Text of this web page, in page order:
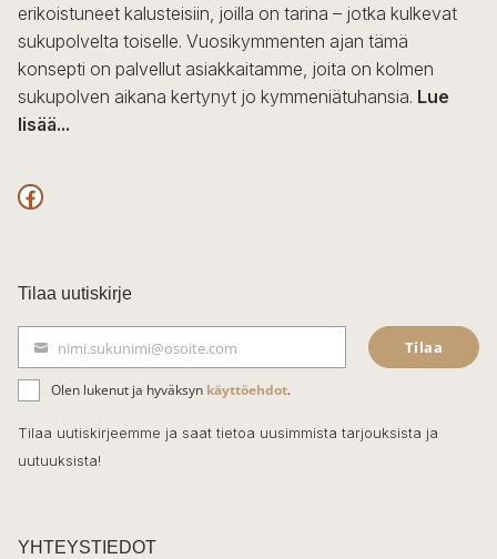
erikoistuneet kalusteisiin, joilla on tarina – jotka kulkevat
sukupolvelta toiselle. Vuosikymmenten ajan tämä
konsepti on palvellut asiakkaitamme, joita on kolmen
sukupolven aikana kertynyt jo kymmeniätuhansia. Lue
lisää...
F
c
e
b
o
o
k
Tilaa uutiskirje
ä
h
k
t
nimi.sukunimi@osoite.com Tilaa
Olen lukenut ja hyväksyn käyttöehdot.
Tilaa uutiskirjeemme ja saat tietoa uusimmista tarjouksista ja
uutuuksista!
YHTEYSTIEDOT